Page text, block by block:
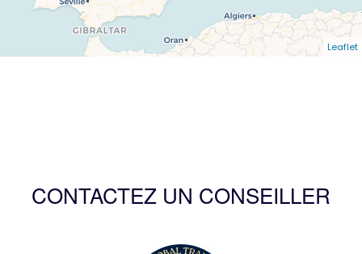
Leaflet
CONTACTEZ UN CONSEILLER